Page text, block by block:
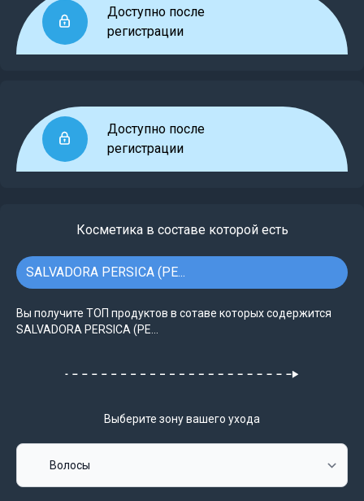
Доступно после
регистрации
Доступно после
регистрации
Косметика в составе которой есть
SALVADORA PERSICA (PE...
Вы получите ТОП продуктов в сотаве которых содержится
SALVADORA PERSICA (PE...
Выберите зону вашего ухода